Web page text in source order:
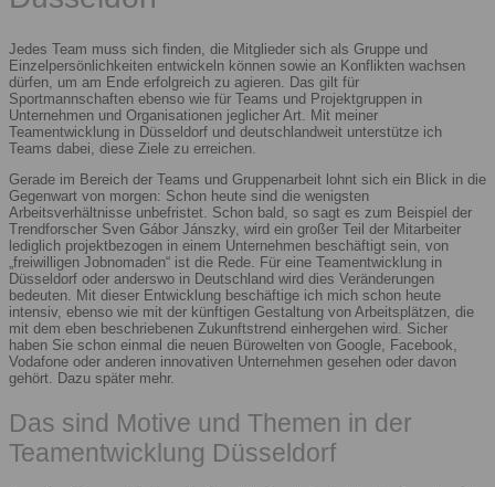
Jedes Team muss sich finden, die Mitglieder sich als Gruppe und
Einzelpersönlichkeiten entwickeln können sowie an Konflikten wachsen
dürfen, um am Ende erfolgreich zu agieren. Das gilt für
Sportmannschaften ebenso wie für Teams und Projektgruppen in
Unternehmen und Organisationen jeglicher Art. Mit meiner
Teamentwicklung in Düsseldorf und deutschlandweit unterstütze ich
Teams dabei, diese Ziele zu erreichen.
Gerade im Bereich der Teams und Gruppenarbeit lohnt sich ein Blick in die
Gegenwart von morgen: Schon heute sind die wenigsten
Arbeitsverhältnisse unbefristet. Schon bald, so sagt es zum Beispiel der
Trendforscher Sven Gábor Jánszky, wird ein großer Teil der Mitarbeiter
lediglich projektbezogen in einem Unternehmen beschäftigt sein, von
„freiwilligen Jobnomaden“ ist die Rede. Für eine Teamentwicklung in
Düsseldorf oder anderswo in Deutschland wird dies Veränderungen
bedeuten. Mit dieser Entwicklung beschäftige ich mich schon heute
intensiv, ebenso wie mit der künftigen Gestaltung von Arbeitsplätzen, die
mit dem eben beschriebenen Zukunftstrend einhergehen wird. Sicher
haben Sie schon einmal die neuen Bürowelten von Google, Facebook,
Vodafone oder anderen innovativen Unternehmen gesehen oder davon
gehört. Dazu später mehr.
Das sind Motive und Themen in der
Teamentwicklung Düsseldorf